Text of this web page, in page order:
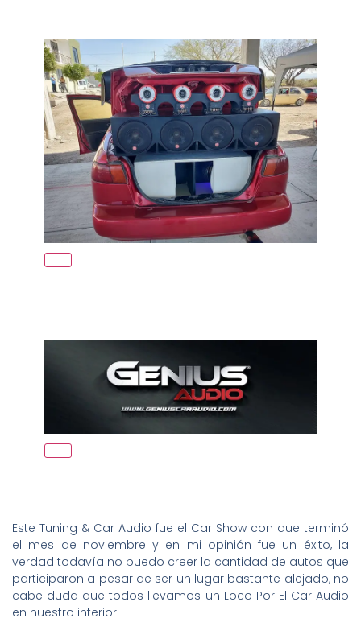
Este Tuning & Car Audio fue el Car Show con que terminó
el mes de noviembre y en mi opinión fue un éxito, la
verdad todavía no puedo creer la cantidad de autos que
participaron a pesar de ser un lugar bastante alejado, no
cabe duda que todos llevamos un Loco Por El Car Audio
en nuestro interior.